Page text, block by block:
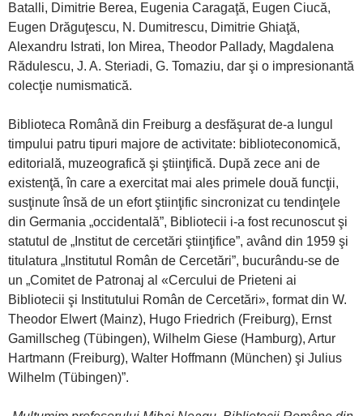
Batalli, Dimitrie Berea, Eugenia Caragaţă, Eugen Ciucă,
Eugen Drăguţescu, N. Dumitrescu, Dimitrie Ghiaţă,
Alexandru Istrati, Ion Mirea, Theodor Pallady, Magdalena
Rădulescu, J. A. Steriadi, G. Tomaziu, dar şi o impresionantă
colecţie numismatică.
Biblioteca Română din Freiburg a desfăşurat de-a lungul
timpului patru tipuri majore de activitate: biblioteconomică,
editorială, muzeografică şi ştiinţifică. După zece ani de
existenţă, în care a exercitat mai ales primele două funcţii,
susţinute însă de un efort ştiinţific sincronizat cu tendinţele
din Germania „occidentală”, Bibliotecii i-a fost recunoscut şi
statutul de „Institut de cercetări ştiinţifice”, având din 1959 şi
titulatura „Institutul Român de Cercetări”, bucurându-se de
un „Comitet de Patronaj al «Cercului de Prieteni ai
Bibliotecii şi Institutului Român de Cercetări», format din W.
Theodor Elwert (Mainz), Hugo Friedrich (Freiburg), Ernst
Gamillscheg (Tübingen), Wilhelm Giese (Hamburg), Artur
Hartmann (Freiburg), Walter Hoffmann (München) şi Julius
Wilhelm (Tübingen)”.